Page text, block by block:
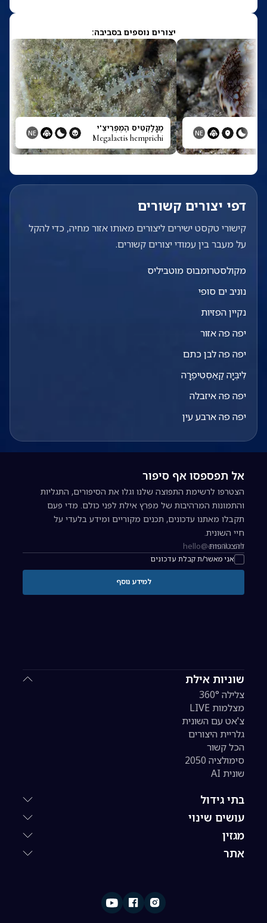
יצורים נוספים בסביבה:
NE מֶגָלַקְטִיס הֶמְפְּרִיצִ'י
Megalactis hemprichi
NE
דפי יצורים קשורים
קישורי טקסט ישירים ליצורים מאותו אזור מחיה, כדי להקל
על מעבר בין עמודי יצורים קשורים.
מקולסטרומבוס מוטביליס
נוניב ים סופי
נקיין הפזיות
יפה פה אזור
יפה פה לבן כתם
לִיבְּיָה קַאֶסְטִיפֶרָה
יפה פה איזבלה
יפה פה ארבע עין
שוניות אילת
צלילה 360°
מצלמות LIVE
צ'אט עם השונית
גלריית היצורים
הכל קשור
סימולציה 2050
שונית AI
בתי גידול
עושים שינוי
מגזין
אתר
אל תפספסו אף סיפור
הצטרפו לרשימת התפוצה שלנו וגלו את הסיפורים, התגליות
והתמונות המרהיבות של מפרץ אילת לפני כולם. מדי פעם
תקבלו מאתנו עדכונים, תכנים מקוריים ומידע בלעדי על
חיי השונית.
כתובת אימייל להרשמה לניוזלטר
אני מאשר/ת קבלת עדכונים
להצטרפות
למידע נוסף